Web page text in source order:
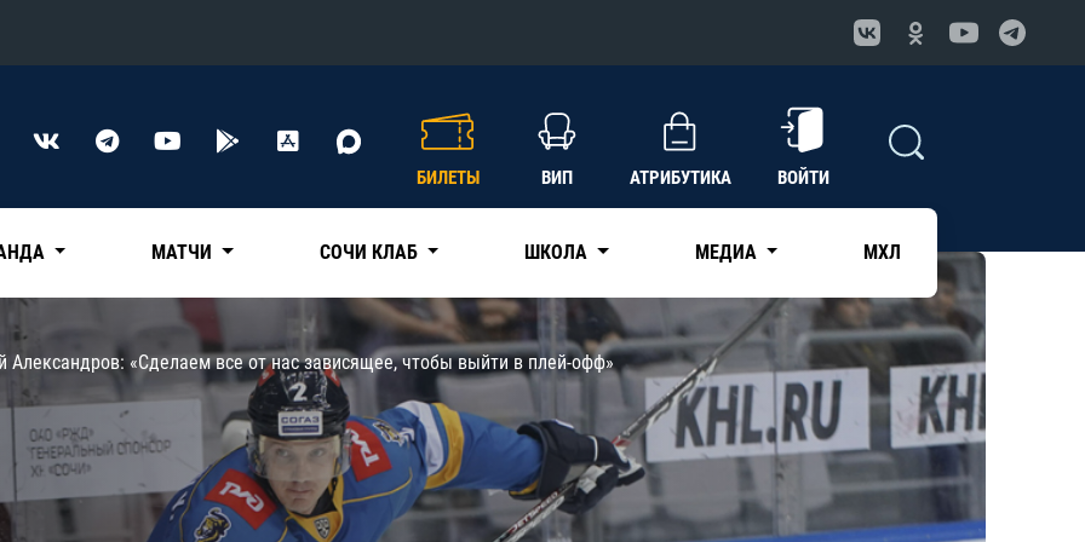
Конференция «Восток»
Трактор
Дивизион Чернышева
Авангард
КХЛ
БИЛЕТЫ ВИП АТРИБУТИКА ВОЙТИ
МАТЧИ СОЧИ КЛАБ ШКОЛА МЕДИА МХЛ
Александров: «Сделаем все от нас зависящее, чтобы выйти в плей-офф»